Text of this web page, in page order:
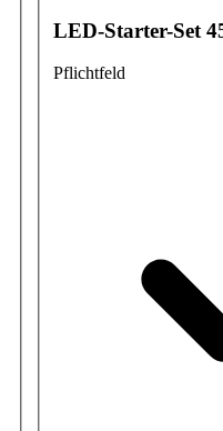
LED-Starter-Set
Pflichtfeld